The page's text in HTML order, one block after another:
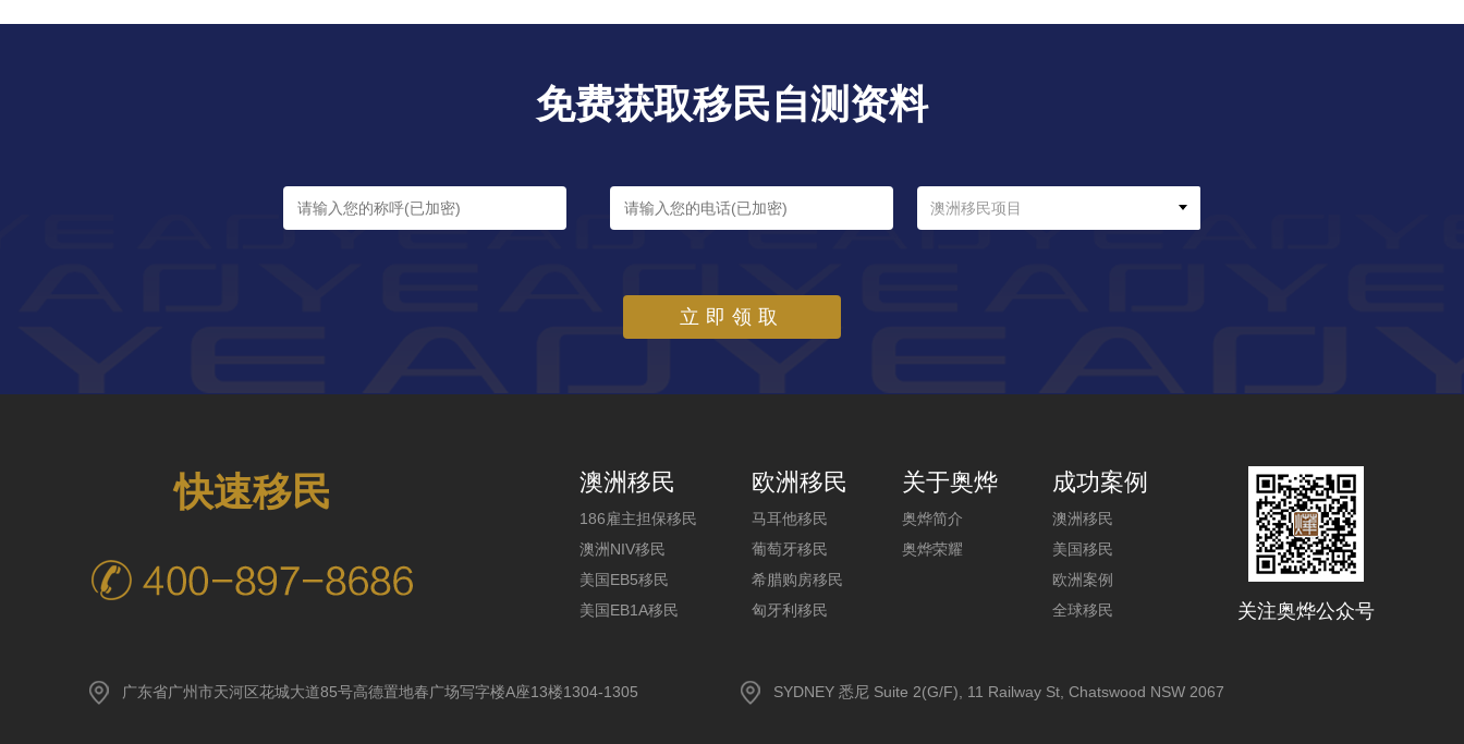
免费获取移民自测资料
澳洲移民项目
立即领取
快速移民 澳洲移民
186雇主担保移民
澳洲NIV移民
美国EB5移民
美国EB1A移民
欧洲移民
马耳他移民
葡萄牙移民
希腊购房移民
匈牙利移民
关于奥烨
奥烨简介
奥烨荣耀
成功案例
澳洲移民
美国移民
欧洲案例
全球移民
关注奥烨公众号
广东省广州市天河区花城大道85号高德置地春广场写字楼A座13楼1304-1305 SYDNEY 悉尼 Suite 2(G/F), 11 Railway St, Chatswood NSW 2067